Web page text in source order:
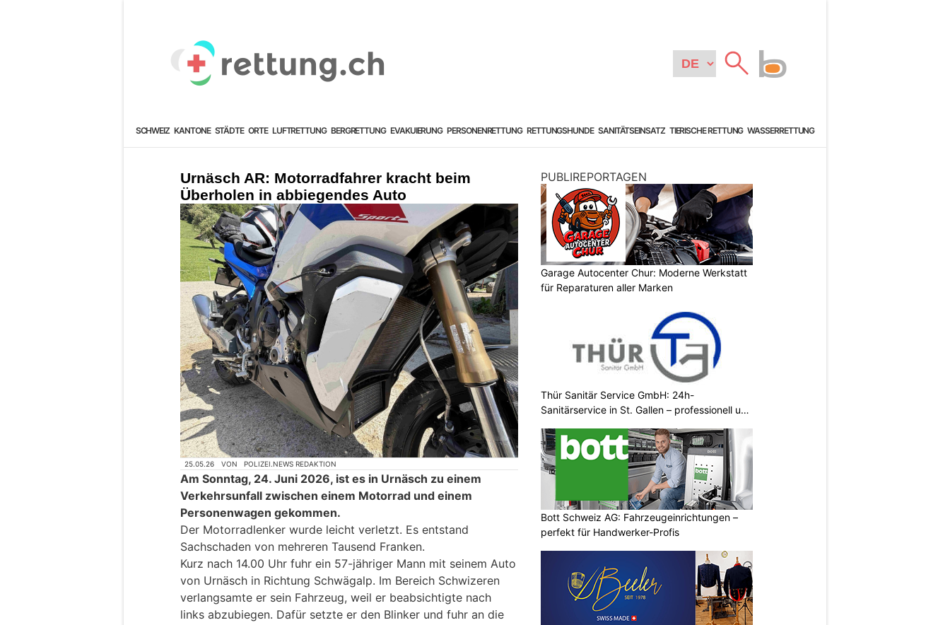
SCHWEIZ KANTONE STÄDTE ORTE LUFTRETTUNG BERGRETTUNG EVAKUIERUNG PERSONENRETTUNG RETTUNGSHUNDE SANITÄTSEINSATZ TIERISCHE RETTUNG WASSERRETTUNG
Urnäsch AR: Motorradfahrer kracht beim
Überholen in abbiegendes Auto
25.05.26 VON POLIZEI.NEWS REDAKTION
Am Sonntag, 24. Juni 2026, ist es in Urnäsch zu einem
Verkehrsunfall zwischen einem Motorrad und einem
Personenwagen gekommen.
Der Motorradlenker wurde leicht verletzt. Es entstand
Sachschaden von mehreren Tausend Franken.
Kurz nach 14.00 Uhr fuhr ein 57-jähriger Mann mit seinem Auto
von Urnäsch in Richtung Schwägalp. Im Bereich Schwizeren
verlangsamte er sein Fahrzeug, weil er beabsichtigte nach
links abzubiegen. Dafür setzte er den Blinker und fuhr an die
PUBLIREPORTAGEN
Garage Autocenter Chur: Moderne Werkstatt
für Reparaturen aller Marken
Thür Sanitär Service GmbH: 24h-
Sanitärservice in St. Gallen – professionell und
Bott Schweiz AG: Fahrzeugeinrichtungen –
perfekt für Handwerker-Profis